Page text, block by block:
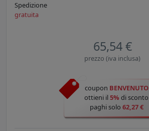
Spedizione
gratuita
65,54 €
prezzo (iva inclusa)
coupon BENVENUTO
ottieni il5% di sconto
paghi solo 62,27 €